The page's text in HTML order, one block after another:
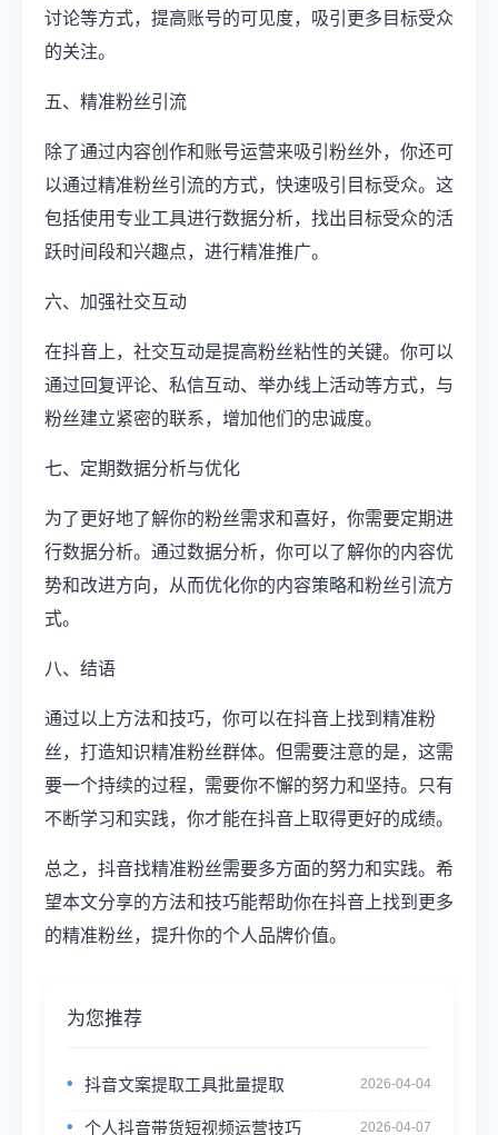
讨论等方式，提高账号的可见度，吸引更多目标受众
的关注。
五、精准粉丝引流
除了通过内容创作和账号运营来吸引粉丝外，你还可
以通过精准粉丝引流的方式，快速吸引目标受众。这
包括使用专业工具进行数据分析，找出目标受众的活
跃时间段和兴趣点，进行精准推广。
六、加强社交互动
在抖音上，社交互动是提高粉丝粘性的关键。你可以
通过回复评论、私信互动、举办线上活动等方式，与
粉丝建立紧密的联系，增加他们的忠诚度。
七、定期数据分析与优化
为了更好地了解你的粉丝需求和喜好，你需要定期进
行数据分析。通过数据分析，你可以了解你的内容优
势和改进方向，从而优化你的内容策略和粉丝引流方
式。
八、结语
通过以上方法和技巧，你可以在抖音上找到精准粉
丝，打造知识精准粉丝群体。但需要注意的是，这需
要一个持续的过程，需要你不懈的努力和坚持。只有
不断学习和实践，你才能在抖音上取得更好的成绩。
总之，抖音找精准粉丝需要多方面的努力和实践。希
望本文分享的方法和技巧能帮助你在抖音上找到更多
的精准粉丝，提升你的个人品牌价值。
为您推荐
抖音文案提取工具批量提取 2026-04-04
个人抖音带货短视频运营技巧 2026-04-07